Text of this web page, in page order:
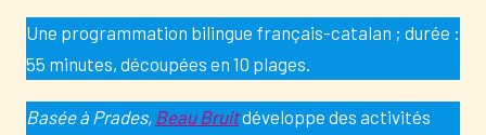
Une programmation bilingue français-catalan ; durée :
55 minutes, découpées en 10 plages.
Basée à Prades, Beau Bruitdéveloppe des activités